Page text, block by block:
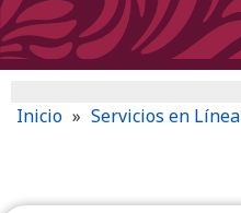
Inicio » Servicios en Línea